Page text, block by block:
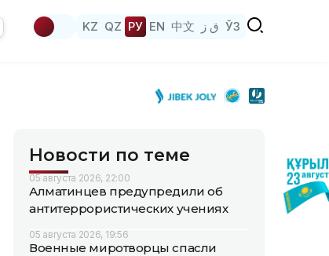
KZ QZ РУ EN 中文 ق ز ЎЗ
Новости по теме
05 августа 2026, 22:00
Алматинцев предупредили об
антитеррористических учениях
05 августа 2026, 19:56
Военные миротворцы спасли